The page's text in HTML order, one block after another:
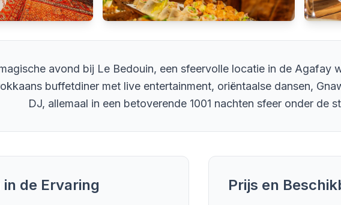
avond bij Le Bedouin, een sfeervolle locatie in de Agafay
buffetdiner met live entertainment, oriëntaalse dansen,
DJ, allemaal in een betoverende 1001 nachten sfeer onder de
de Ervaring Prijs en